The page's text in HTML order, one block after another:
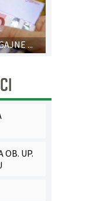
...
OB. UP.